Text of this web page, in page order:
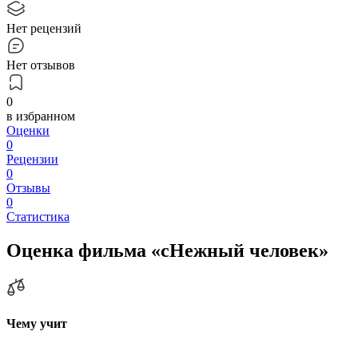
Нет рецензий
Нет отзывов
0
в избранном
Оценки
0
Рецензии
0
Отзывы
0
Статистика
Оценка фильма «сНежный человек»
Чему учит